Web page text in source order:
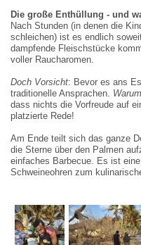
Die große Enthü llung - und
Nach Stunden (in denen die
schleichen) ist es endlich
dampfende Fleischstücke
voller Raucharomen.
Doch Vorsicht: Bevor es ans
traditionelle Ansprachen.
dass nichts die Vorfreude auf
platzierte Rede!
Am Ende teilt sich das ganze
die Sterne über den Palmen
einfaches Barbecue. Es ist
Schweineohren zum